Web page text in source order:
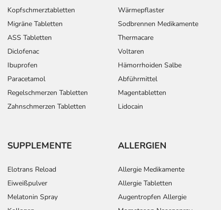
Kopfschmerztabletten
Migräne Tabletten
ASS Tabletten
Diclofenac
Ibuprofen
Paracetamol
Regelschmerzen Tabletten
Zahnschmerzen Tabletten
Wärmepflaster
Sodbrennen Medikamente
Thermacare
Voltaren
Hämorrhoiden Salbe
Abführmittel
Magentabletten
Lidocain
SUPPLEMENTE
Elotrans Reload
Eiweißpulver
Melatonin Spray
ALLERGIEN
Allergie Medikamente
Allergie Tabletten
Augentropfen Allergie